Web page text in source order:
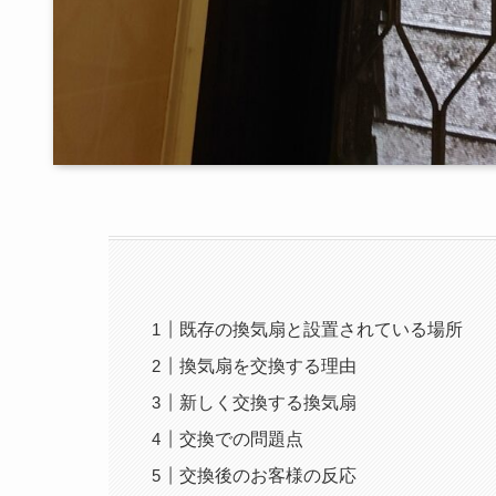
既存の換気扇と設置されている場所
換気扇を交換する理由
新しく交換する換気扇
交換での問題点
交換後のお客様の反応